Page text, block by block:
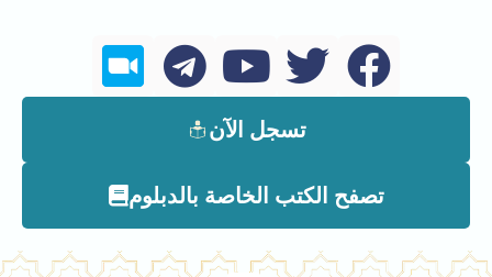
تسجل الآن
تصفح الكتب الخاصة بالدبلوم